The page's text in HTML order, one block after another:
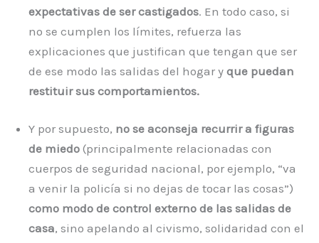
expectativas de ser castigados. En todo caso, si
no se cumplen los límites, refuerza las
explicaciones que justifican que tengan que ser
de ese modo las salidas del hogar y que puedan
restituir sus comportamientos.
Y por supuesto, no se aconseja recurrir a figuras
de miedo (principalmente relacionadas con
cuerpos de seguridad nacional, por ejemplo, “va
a venir la policía si no dejas de tocar las cosas”)
como modo de control externo de las salidas de
casa, sino apelando al civismo, solidaridad con el